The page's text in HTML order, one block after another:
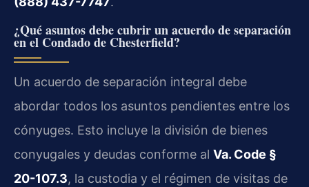
¿Qué asuntos debe cubrir un acuerdo de separación
en el Condado de Chesterfield?
Un acuerdo de separación integral debe
abordar todos los asuntos pendientes entre los
cónyuges. Esto incluye la división de bienes
conyugales y deudas conforme al Va. Code §
20-107.3, la custodia y el régimen de visitas de